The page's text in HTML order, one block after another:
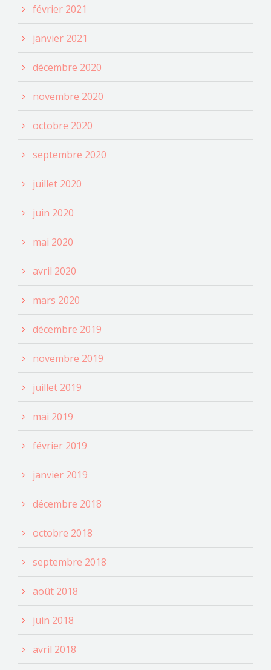
février 2021
janvier 2021
décembre 2020
novembre 2020
octobre 2020
septembre 2020
juillet 2020
juin 2020
mai 2020
avril 2020
mars 2020
décembre 2019
novembre 2019
juillet 2019
mai 2019
février 2019
janvier 2019
décembre 2018
octobre 2018
septembre 2018
août 2018
juin 2018
avril 2018